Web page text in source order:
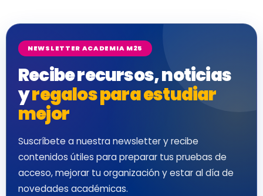
NEWSLETTER ACADEMIA M25
Recibe recursos, noticias
yregalos para estudiar
mejor
Suscríbete a nuestra newsletter y recibe
contenidos útiles para preparar tus pruebas de
acceso, mejorar tu organización y estar al día de
novedades académicas.